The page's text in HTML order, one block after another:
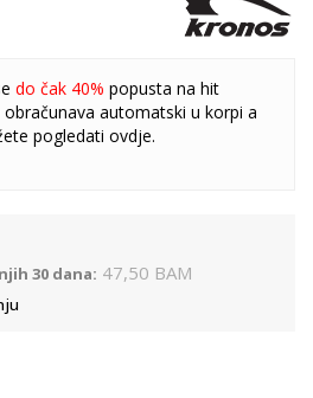
do čak 40% popusta na hit
automatski u korpi a
pogledati ovdje.
30 dana: 47,50 BAM